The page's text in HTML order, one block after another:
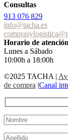
Consultas
913 076 829
info@tacha.es
Horario de atención
Lunes a Sábado
10:00h a 18:00h
©2025 TACHA |
de compra |Canal